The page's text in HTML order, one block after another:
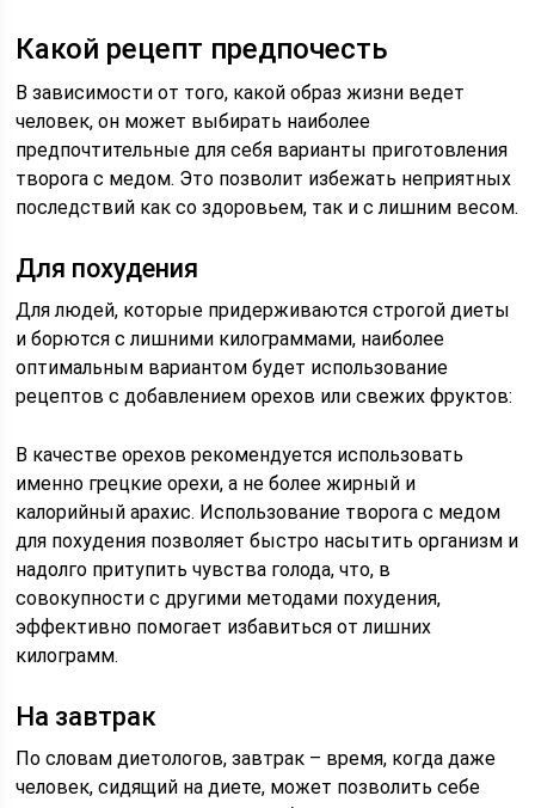
Какой рецепт предпочесть
В зависимости от того, какой образ жизни ведет
человек, он может выбирать наиболее
предпочтительные для себя варианты приготовления
творога с медом. Это позволит избежать неприятных
последствий как со здоровьем, так и с лишним весом.
Для похудения
Для людей, которые придерживаются строгой диеты
и борются с лишними килограммами, наиболее
оптимальным вариантом будет использование
рецептов с добавлением орехов или свежих фруктов:
В качестве орехов рекомендуется использовать
именно грецкие орехи, а не более жирный и
калорийный арахис. Использование творога с медом
для похудения позволяет быстро насытить организм и
надолго притупить чувства голода, что, в
совокупности с другими методами похудения,
эффективно помогает избавиться от лишних
килограмм.
На завтрак
По словам диетологов, завтрак – время, когда даже
человек, сидящий на диете, может позволить себе